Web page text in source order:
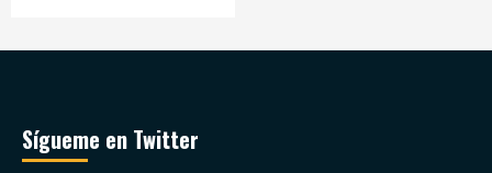
Sígueme en Twitter